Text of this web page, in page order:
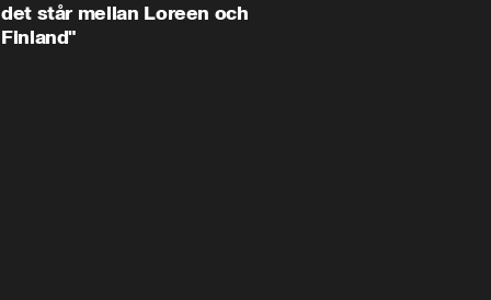
det står mellan Loreen och
Finland"